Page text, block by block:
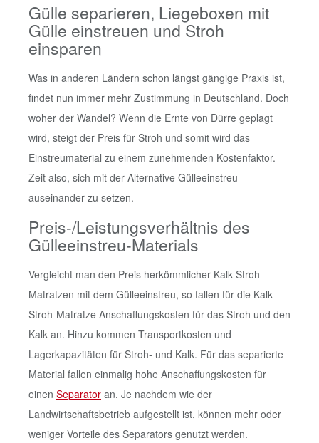
Gülle separieren, Liegeboxen mit
Gülle einstreuen und Stroh
einsparen
Was in anderen Ländern schon längst gängige Praxis ist,
findet nun immer mehr Zustimmung in Deutschland. Doch
woher der Wandel? Wenn die Ernte von Dürre geplagt
wird, steigt der Preis für Stroh und somit wird das
Einstreumaterial zu einem zunehmenden Kostenfaktor.
Zeit also, sich mit der Alternative Gülleeinstreu
auseinander zu setzen.
Preis-/Leistungsverhältnis des
Gülleeinstreu-Materials
Vergleicht man den Preis herkömmlicher Kalk-Stroh-
Matratzen mit dem Gülleeinstreu, so fallen für die Kalk-
Stroh-Matratze Anschaffungskosten für das Stroh und den
Kalk an. Hinzu kommen Transportkosten und
Lagerkapazitäten für Stroh- und Kalk. Für das separierte
Material fallen einmalig hohe Anschaffungskosten für
einen Separator an. Je nachdem wie der
Landwirtschaftsbetrieb aufgestellt ist, können mehr oder
weniger Vorteile des Separators genutzt werden.